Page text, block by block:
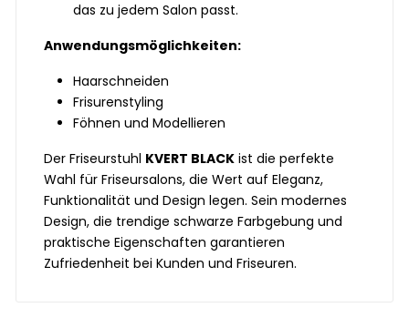
das zu jedem Salon passt.
Anwendungsmöglichkeiten:
Haarschneiden
Frisurenstyling
Föhnen und Modellieren
Der Friseurstuhl KVERT BLACK ist die perfekte
Wahl für Friseursalons, die Wert auf Eleganz,
Funktionalität und Design legen. Sein modernes
Design, die trendige schwarze Farbgebung und
praktische Eigenschaften garantieren
Zufriedenheit bei Kunden und Friseuren.